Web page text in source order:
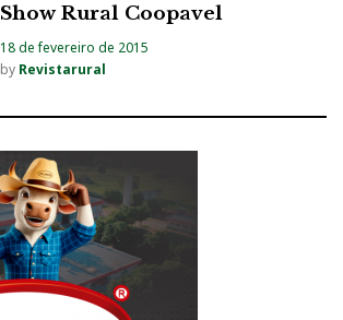
Show Rural Coopavel
18 de fevereiro de 2015
by Revistarural